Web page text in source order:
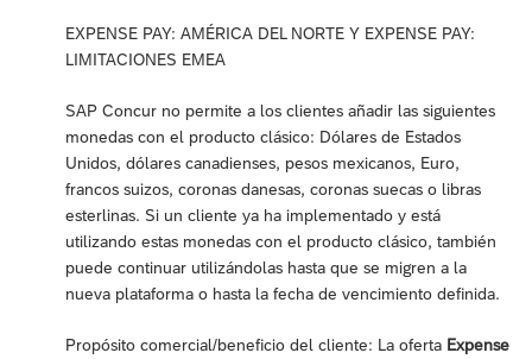
EXPENSE PAY: AMÉRICA DEL NORTE Y EXPENSE PAY:
LIMITACIONES EMEA
SAP Concur no permite a los clientes añadir las siguientes
monedas con el producto clásico: Dólares de Estados
Unidos, dólares canadienses, pesos mexicanos, Euro,
francos suizos, coronas danesas, coronas suecas o libras
esterlinas. Si un cliente ya ha implementado y está
utilizando estas monedas con el producto clásico, también
puede continuar utilizándolas hasta que se migren a la
nueva plataforma o hasta la fecha de vencimiento definida.
Propósito comercial/beneficio del cliente: La oferta Expense